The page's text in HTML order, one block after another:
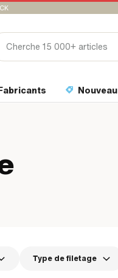
Nouveau
Type de filetage